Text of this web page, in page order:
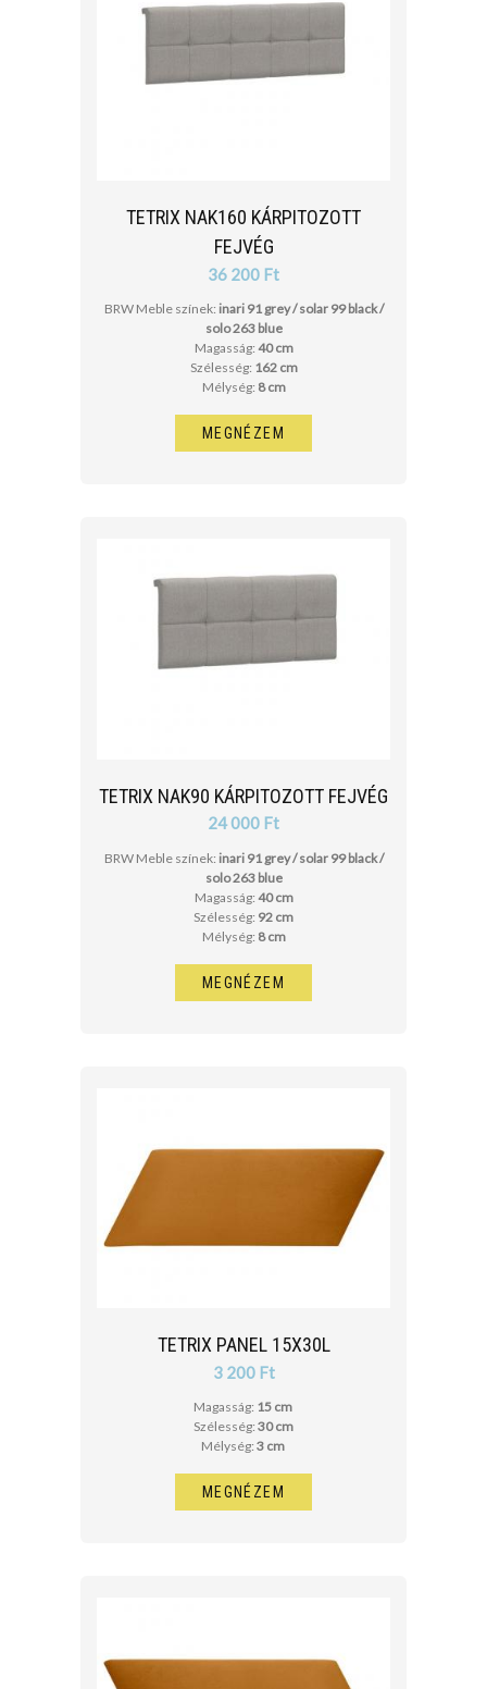
TETRIX NAK160 KÁRPITOZOTT
FEJVÉG
36 200 Ft
BRW Meble színek: inari 91 grey / solar 99 black /
solo 263 blue
Magasság: 40 cm
Szélesség: 162 cm
Mélység: 8 cm
MEGNÉZEM
TETRIX NAK90 KÁRPITOZOTT FEJVÉG
24 000 Ft
BRW Meble színek: inari 91 grey / solar 99 black /
solo 263 blue
Magasság: 40 cm
Szélesség: 92 cm
Mélység: 8 cm
MEGNÉZEM
TETRIX PANEL 15X30L
3 200 Ft
Magasság: 15 cm
Szélesség: 30 cm
Mélység:3 cm
MEGNÉZEM